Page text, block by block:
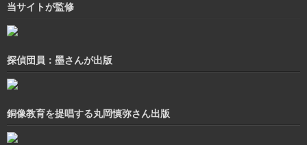
当サイトが監修
探偵団員：墨さんが出版
銅像教育を提唱する丸岡慎弥さん出版